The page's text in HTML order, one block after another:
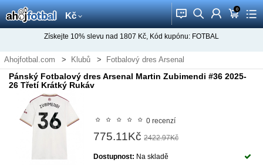
Kč 󰂱 󰂨 󰃳 0
󰃦 󰃖
Získejte 10% slevu nad 1807 Kč, Kód kupónu: FOTBAL
Ahojfotbal.com Klubů Fotbalový dres Arsenal
Pánský Fotbalový dres Arsenal Martin Zubimendi #36 2025-
26 Třetí Krátký Rukáv
0 recenzí
775.11Kč 2422.97Kč
Dostupnost: Na skladě